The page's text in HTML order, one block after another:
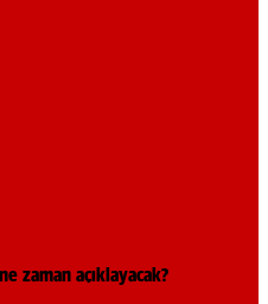
zaman açıklayacak?